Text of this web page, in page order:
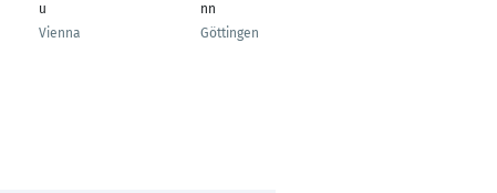
u
Vienna
nn
Göttingen